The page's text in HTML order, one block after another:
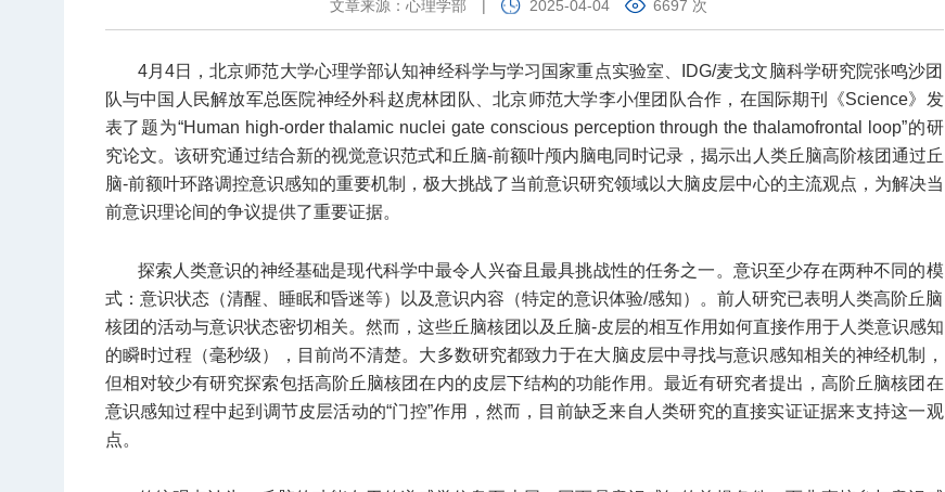
文章来源：心理学部 | 2025-04-04 6697 次
4月4日，北京师范大学心理学部认知神经科学与学习国家重点实验室、IDG/麦戈文脑科学研究院张鸣沙团
队与中国人民解放军总医院神经外科赵虎林团队、北京师范大学李小俚团队合作，在国际期刊《Science》发
表了题为“Human high-order thalamic nuclei gate conscious perception through the thalamofrontal loop”的研
究论文。该研究通过结合新的视觉意识范式和丘脑-前额叶颅内脑电同时记录，揭示出人类丘脑高阶核团通过丘
脑-前额叶环路调控意识感知的重要机制，极大挑战了当前意识研究领域以大脑皮层中心的主流观点，为解决当
前意识理论间的争议提供了重要证据。
探索人类意识的神经基础是现代科学中最令人兴奋且最具挑战性的任务之一。意识至少存在两种不同的模
式：意识状态（清醒、睡眠和昏迷等）以及意识内容（特定的意识体验/感知）。前人研究已表明人类高阶丘脑
核团的活动与意识状态密切相关。然而，这些丘脑核团以及丘脑-皮层的相互作用如何直接作用于人类意识感知
的瞬时过程（毫秒级），目前尚不清楚。大多数研究都致力于在大脑皮层中寻找与意识感知相关的神经机制，
但相对较少有研究探索包括高阶丘脑核团在内的皮层下结构的功能作用。最近有研究者提出，高阶丘脑核团在
意识感知过程中起到调节皮层活动的“门控”作用，然而，目前缺乏来自人类研究的直接实证证据来支持这一观
点。